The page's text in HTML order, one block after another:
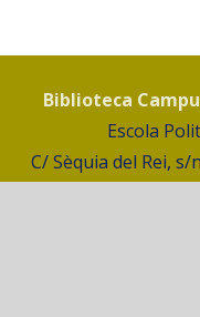
Biblioteca
Escola
C/ Sèquia del Rei, s/